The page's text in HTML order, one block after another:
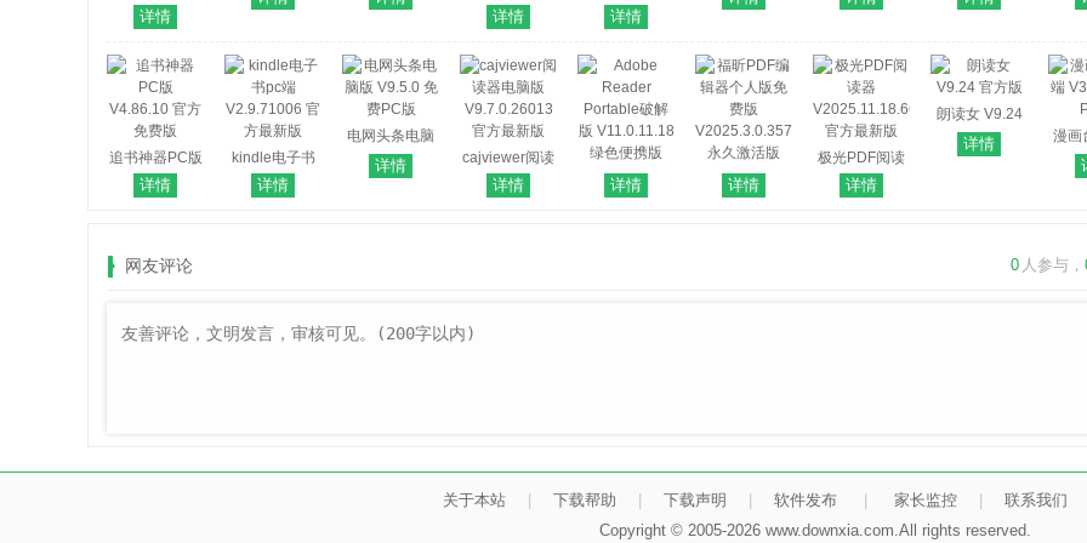
阅读器)
V9.11.0 官方最
新版
详情 版 新PC版
电脑版
V7.2.7.32 免费
详情
SumatraPDF(开
源PDF阅读器)
V3.7.19020 官
方最新版
详情 费PC版 费PC版
追书神器PC版
V4.86.10 官方
免费版
详情
kindle电子书
pc端
V2.9.71006 官
详情
电网头条电脑
版 V9.5.0 免费
PC版
详情
cajviewer阅读
器电脑版
V9.7.0.26013
详情
Adobe Reader
Portable破解
详情
福昕PDF编辑
器个人版免费
详情
极光PDF阅读
器
V2025.11.18.663
详情
朗读女 V9.24
官方版
详情
漫画
网友评论 0 人参与，
关于本站 下载帮助 下载声明 软件发布 家长监控
联系我们
Copyright © 2005-2026 www.downxia.com.All rights reserved.